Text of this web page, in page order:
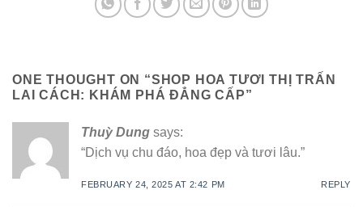
ONE THOUGHT ON “SHOP HOA TƯƠI THỊ TRẤN
LAI CÁCH: KHÁM PHÁ ĐẲNG CẤP”
Thuỳ Dung says:
“Dịch vụ chu đáo, hoa đẹp và tươi lâu.”
FEBRUARY 24, 2025 AT 2:42 PM REPLY